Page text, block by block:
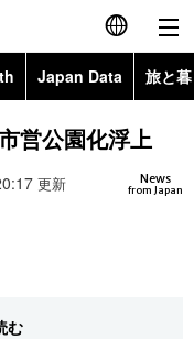
English
简体字
繁體字
Japan Data 旅と
Topics
Images
営公園化浮上
News
from Japan
更新
む